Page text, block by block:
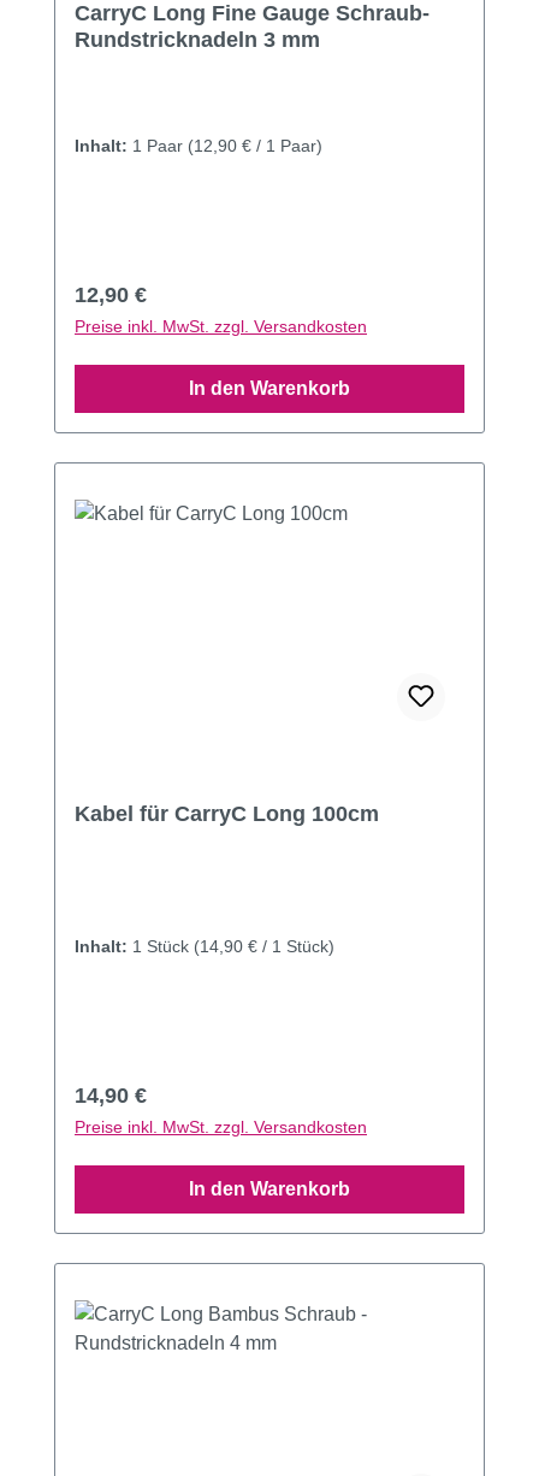
CarryC Long Fine Gauge Schraub-
Rundstricknadeln 3 mm
Inhalt: 1 Paar (12,90 € / 1 Paar)
Regulärer Preis:
12,90 €
Preise inkl. MwSt. zzgl. Versandkosten
In den Warenkorb
Kabel für CarryC Long 100cm
Inhalt: 1 Stück (14,90 € / 1 Stück)
Regulärer Preis:
14,90 €
Preise inkl. MwSt. zzgl. Versandkosten
In den Warenkorb